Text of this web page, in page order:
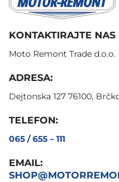
KONTAKTIRAJTE NAS
Moto Remont Trade d.o.o.
ADRESA:
Dejtonska 127 76100,
TELEFON:
065 / 655 – 111
EMAIL: